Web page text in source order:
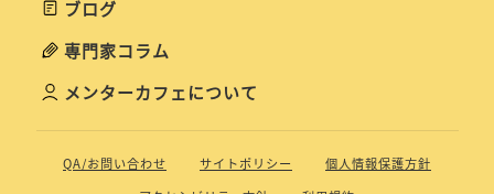
ブログ
専門家コラム
メンターカフェについて
QA/お問い合わせ サイトポリシー
個人情報保護方針